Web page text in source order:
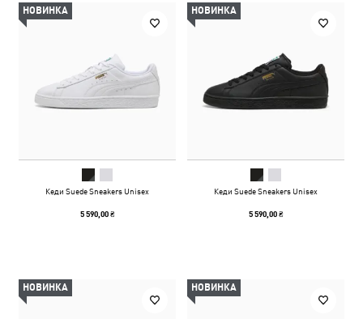
НОВИНКА
Кеди Suede Sneakers Unisex
5 590,00 ₴
НОВИНКА
Кеди Suede Sneakers Unisex
5 590,00 ₴
НОВИНКА НОВИНКА